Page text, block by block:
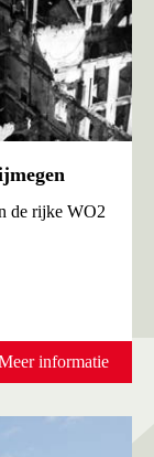
de rijke WO2
informatie